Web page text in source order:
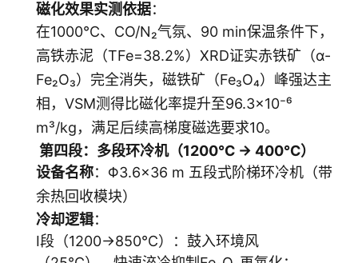
磁化效果实测依据：
在1000℃、CO/N₂气氛、90 min保温条件下，
高铁赤泥（TFe=38.2%）XRD证实赤铁矿（α-
Fe₂O₃）完全消失，磁铁矿（Fe₃O₄）峰强达主
相，VSM测得比磁化率提升至96.3×10⁻⁶
m³/kg，满足后续高梯度磁选要求10。
第四段：多段环冷机（1200℃ → 400℃）
设备名称：Φ3.6×36 m 五段式阶梯环冷机（带
余热回收模块）
冷却逻辑：
I段（1200→850℃）：鼓入环境风